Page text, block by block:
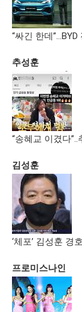
“싸긴 한데
추성훈
“송혜교 이겼다
김성훈
‘체포’ 김성훈 경
프로미스나인